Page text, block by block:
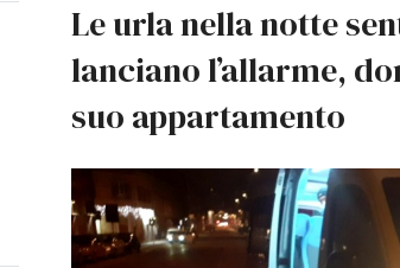
Le urla nella notte
lanciano l’allarme,
suo appartamento